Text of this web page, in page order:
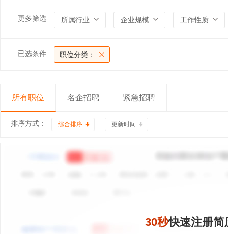
更多筛选 所属行业 企业规模 工作性质
已选条件 职位分类：
所有职位 名企招聘 紧急招聘
排序方式： 综合排序 更新时间
30秒快速注册简